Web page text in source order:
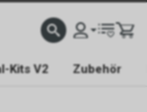
GRATIS VERSAND AB
Kits V2 Zubehör